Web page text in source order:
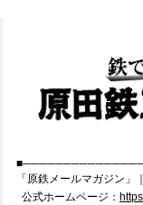
「原鉄メールマガジン」
公式ホームページ：